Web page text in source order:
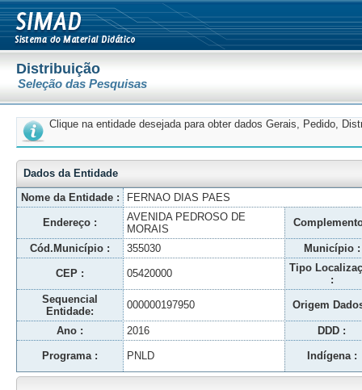
Distribuição
Seleção das Pesquisas
Clique na entidade desejada para obter dados Gerais, Pedido,
Dados da Entidade
Nome da Entidade :
FERNAO DIAS PAES
Endereço :
AVENIDA PEDROSO DE
MORAIS
Cód.Município : 355030 Município :
CEP : 05420000
Tipo
:
Sequencial
Entidade:
000000197950 Origem
Ano : 2016 DDD :
Programa : PNLD Indígena :